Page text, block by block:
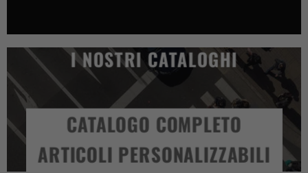
I NOSTRI CATALOGHI
CATALOGO COMPLETO
ARTICOLI PERSONALIZZABILI